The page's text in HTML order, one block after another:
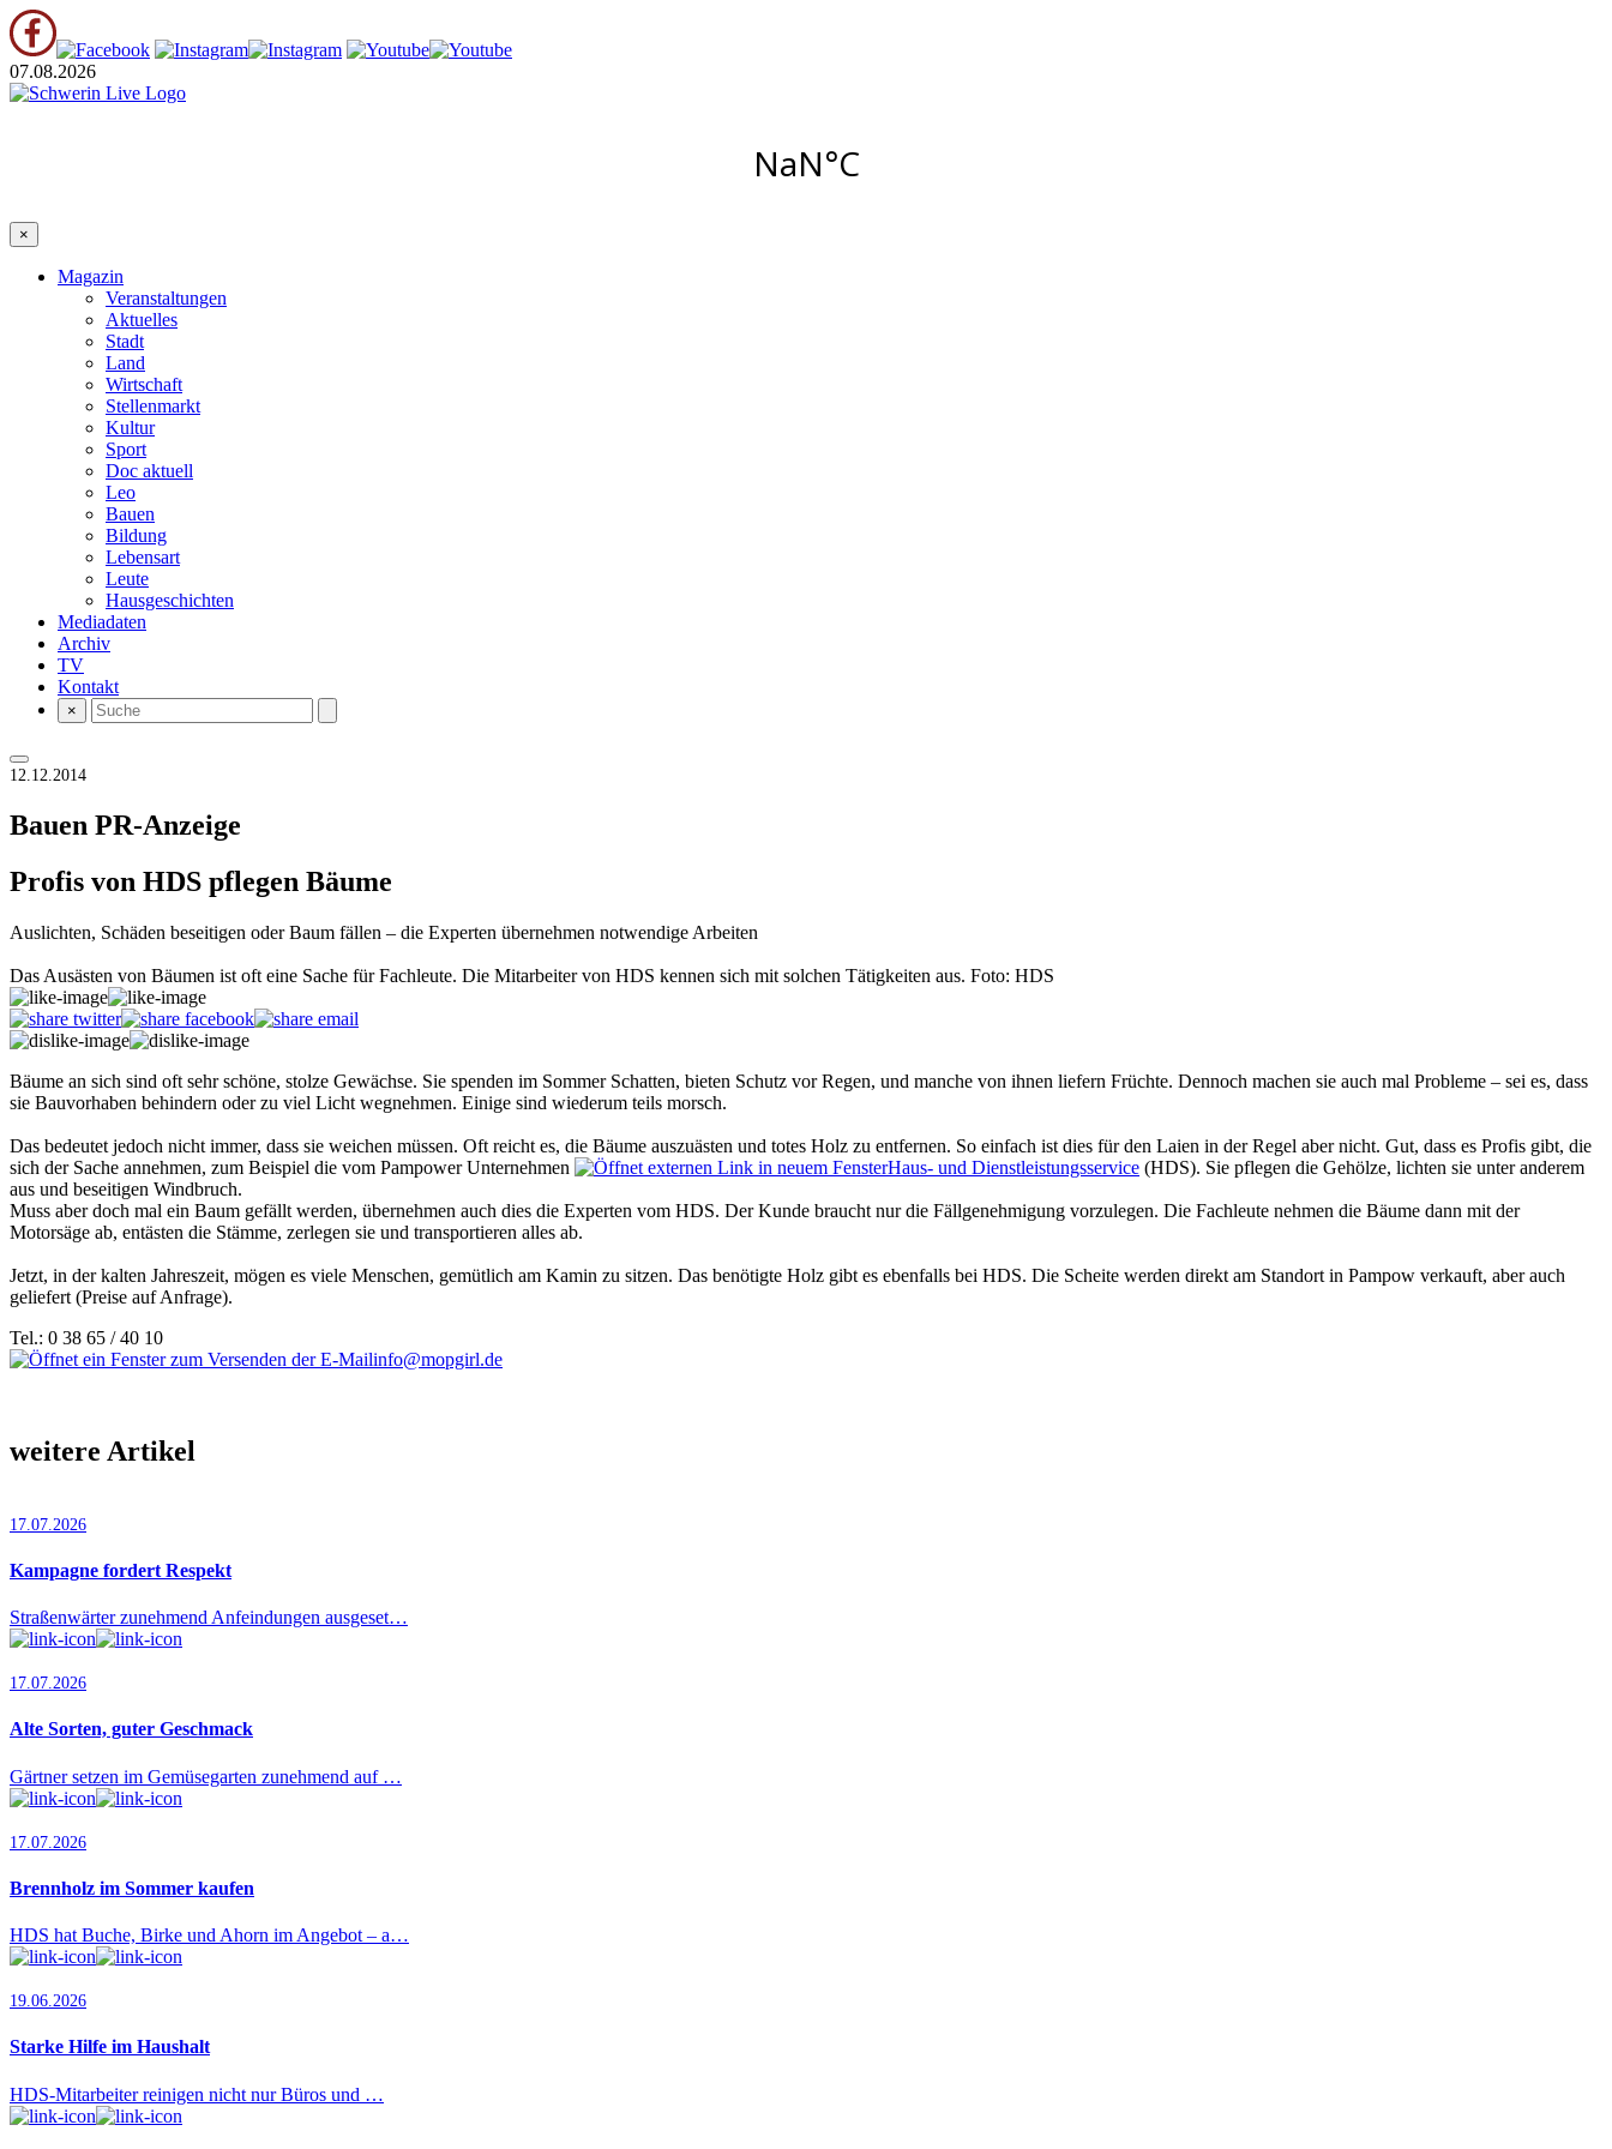
07.08.2026
×
Magazin
Veranstaltungen
Aktuelles
Stadt
Land
Wirtschaft
Stellenmarkt
Kultur
Sport
Doc aktuell
Leo
Bauen
Bildung
Lebensart
Leute
Hausgeschichten
Mediadaten
Archiv
TV
Kontakt
×
12.12.2014
Bauen PR-Anzeige
Profis von HDS pflegen Bäume
Auslichten, Schäden beseitigen oder Baum fällen – die Experten übernehmen notwendige Arbeiten
Das Ausästen von Bäumen ist oft eine Sache für Fachleute. Die Mitarbeiter von HDS kennen sich mit solchen Tätigkeiten aus. Foto: HDS
Bäume an sich sind oft sehr schöne, stolze Gewächse. Sie spenden im Sommer Schatten, bieten Schutz vor Regen, und manche von ihnen liefern Früchte. Dennoch machen sie auch mal Probleme – sei es, dass
sie Bauvorhaben behindern oder zu viel Licht wegnehmen. Einige sind wiederum teils morsch.
Das bedeutet jedoch nicht immer, dass sie weichen müssen. Oft reicht es, die Bäume auszuästen und totes Holz zu entfernen. So einfach ist dies für den Laien in der Regel aber nicht. Gut, dass es Profis gibt, die
sich der Sache annehmen, zum Beispiel die vom Pampower Unternehmen
Haus- und Dienstleistungsservice (HDS). Sie pflegen die Gehölze, lichten sie unter anderem
aus und beseitigen Windbruch.
Muss aber doch mal ein Baum gefällt werden, übernehmen auch dies die Experten vom HDS. Der Kunde braucht nur die Fällgenehmigung vorzulegen. Die Fachleute nehmen die Bäume dann mit der
Motorsäge ab, entästen die Stämme, zerlegen sie und transportieren alles ab.
Jetzt, in der kalten Jahreszeit, mögen es viele Menschen, gemütlich am Kamin zu sitzen. Das benötigte Holz gibt es ebenfalls bei HDS. Die Scheite werden direkt am Standort in Pampow verkauft, aber auch
geliefert (Preise auf Anfrage).
Tel.: 0 38 65 / 40 10
info@mopgirl.de
weitere Artikel
17.07.2026
Kampagne fordert Respekt
Straßenwärter zunehmend Anfeindungen ausgeset…
17.07.2026
Alte Sorten, guter Geschmack
Gärtner setzen im Gemüsegarten zunehmend auf …
17.07.2026
Brennholz im Sommer kaufen
HDS hat Buche, Birke und Ahorn im Angebot – a…
19.06.2026
Starke Hilfe im Haushalt
HDS-Mitarbeiter reinigen nicht nur Büros und …